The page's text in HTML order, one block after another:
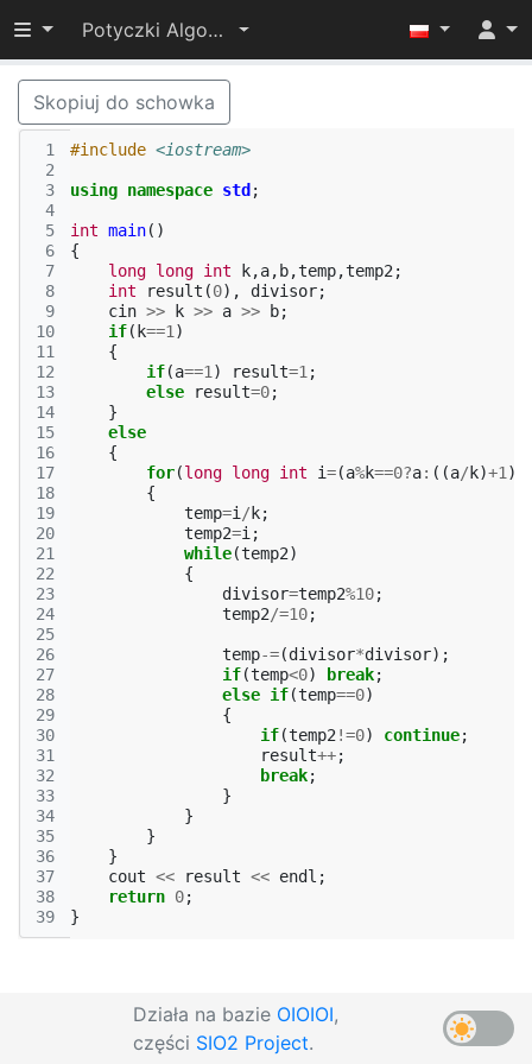
Przełącz widoczność menu
Potyczki Algorytmiczne 2015
Skopiuj do schowka
1
2
3
4
5
6
7
8
9
10
11
12
13
14
15
16
17
18
19
20
21
22
23
24
25
26
27
28
29
30
31
32
33
34
35
36
37
38
39
#include <iostream>
using namespace std ;
int main()
{
long long int k,a, b,temp,temp2 ;
int
result (0), divisor;
cin >> k >> a >> b;
if( k==1 )
{
if(a==1 ) result=1 ;
else
result=0;
}
else
{
for(long long int i=(a%k==0?a: ((a/ k)+1 )
{
temp=i / k;
temp2=i ;
while(temp2)
{
divisor=temp2%10;
temp2/=10;
temp-=(divisor*divisor);
if(temp<0) break;
else if(temp==0)
{
if(temp2 !=0) continue;
result++;
break;
}
}
}
}
cout << result << endl ;
return 0;
}
Działa na bazie OIOIOI,
części SIO2 Project.